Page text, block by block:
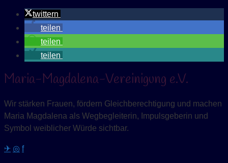
twittern
teilen
teilen
teilen
Maria-Magdalena-Vereinigung e.V.
Wir stärken Frauen, fördern Gleichberechtigung und machen
Maria Magdalena als Wegbegleiterin, Impulsgeberin und
Symbol weiblicher Würde sichtbar.
✈ ◎ f